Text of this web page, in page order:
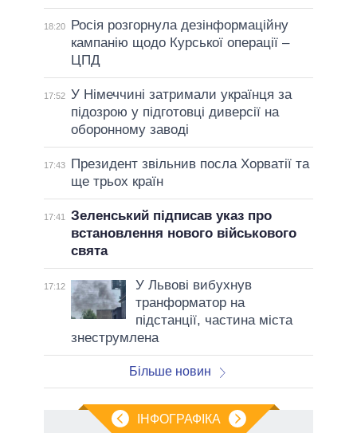
18:20
Росія розгорнула дезінформаційну
кампанію щодо Курської операції –
ЦПД
17:52 У Німеччині затримали українця за
підозрою у підготовці диверсії на
оборонному заводі
17:43
Президент звільнив посла Хорватії та
ще трьох країн
17:41
Зеленський підписав указ про
встановлення нового військового
свята
17:12
У Львові вибухнув
транформатор на
підстанції, частина міста
знеструмлена
Більше новин
ІНФОГРАФІКА